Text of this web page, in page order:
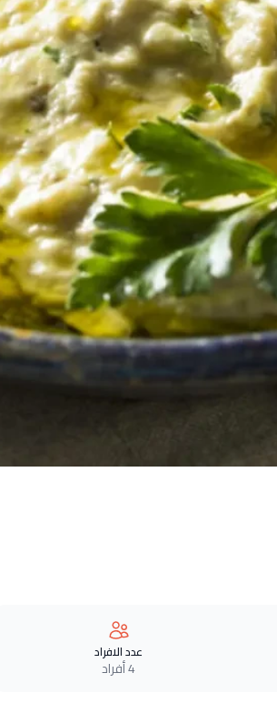
عدد الافراد
4 أفراد